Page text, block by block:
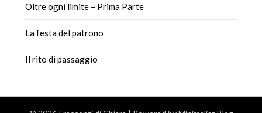
Oltre ogni limite – Prima Parte
La festa del patrono
Il rito di passaggio